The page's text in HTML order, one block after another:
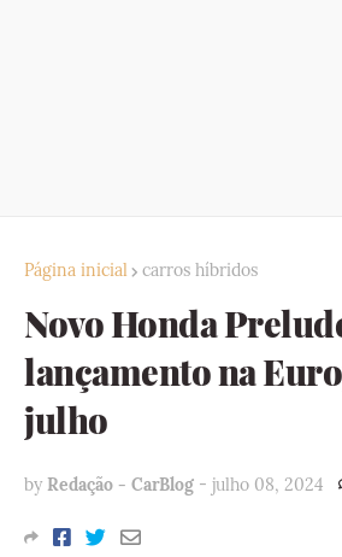
Página inicial carros híbridos
Novo Honda
lançamento na
julho
by Redação - CarBlog - julho 08, 2024